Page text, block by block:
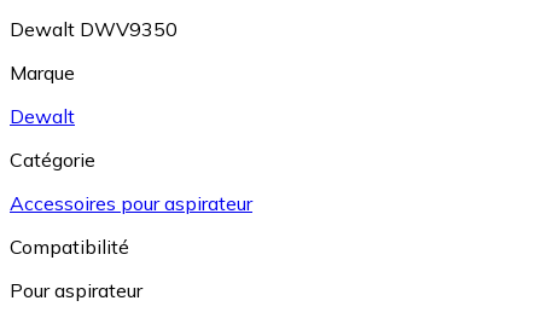
Dewalt DWV9350
Marque
Dewalt
Catégorie
Accessoires pour aspirateur
Compatibilité
Pour aspirateur